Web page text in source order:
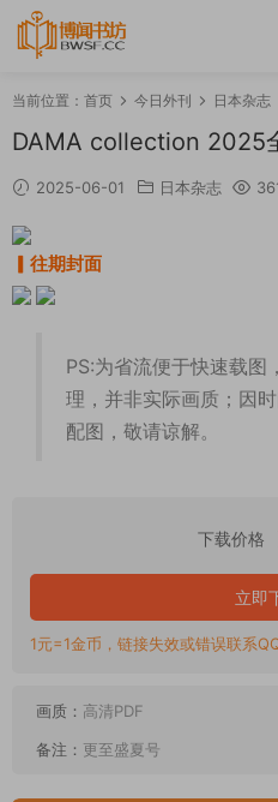
当前位置： 首页 今日外刊 日本杂志
DAMA collection 2025
2025-06-01 日本杂志
▎往期封面
PS:为省流便于快速载图
理，并非实际画质；因
配图，敬请谅解。
下载价格
立即
1元=1金币，链接失效或错误联系
画质： 高清PDF
备注： 更至盛夏号